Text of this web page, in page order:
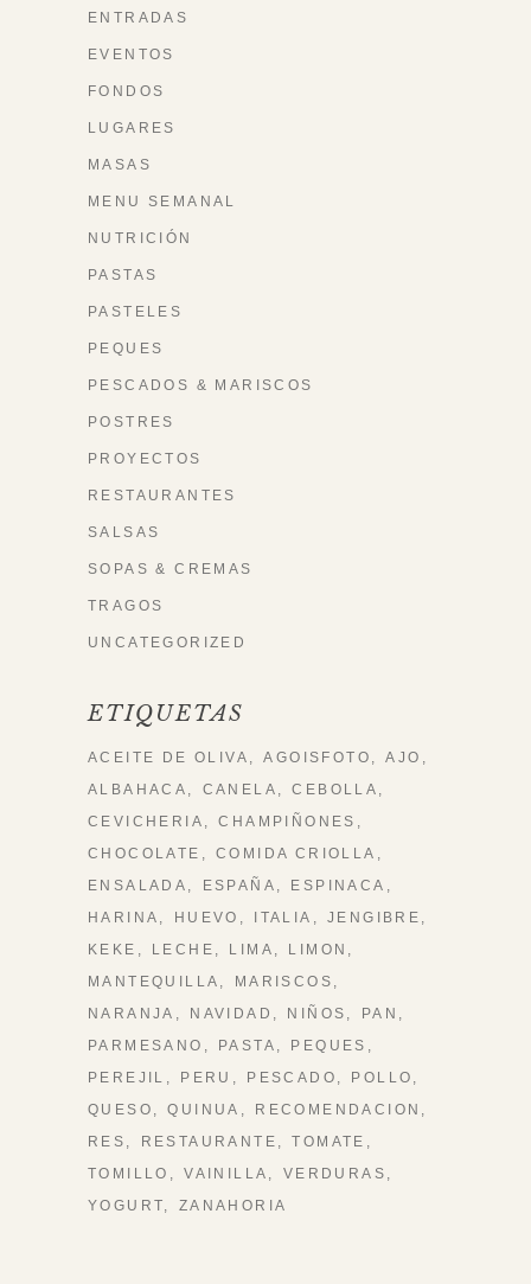
ENTRADAS
EVENTOS
FONDOS
LUGARES
MASAS
MENU SEMANAL
NUTRICIÓN
PASTAS
PASTELES
PEQUES
PESCADOS & MARISCOS
POSTRES
PROYECTOS
RESTAURANTES
SALSAS
SOPAS & CREMAS
TRAGOS
UNCATEGORIZED
ETIQUETAS
ACEITE DE OLIVA AGOISFOTO
AJO
ALBAHACA
CANELA
CEBOLLA
CEVICHERIA
CHAMPIÑONES
CHOCOLATE
COMIDA CRIOLLA
ENSALADA
ESPAÑA
ESPINACA
HARINA
HUEVO ITALIA
JENGIBRE
KEKE
LECHE LIMA
LIMON
MANTEQUILLA
MARISCOS
NARANJA
NAVIDAD NIÑOS
PAN
PARMESANO
PASTA
PEQUES
PEREJIL
PERU PESCADO
POLLO
QUESO
QUINUA
RECOMENDACION
RES
RESTAURANTE
TOMATE
TOMILLO
VAINILLA
VERDURAS
YOGURT
ZANAHORIA